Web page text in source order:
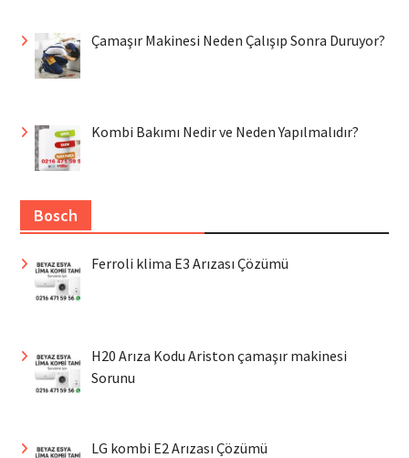
Çamaşır Makinesi Neden Çalışıp Sonra Duruyor?
Kombi Bakımı Nedir ve Neden Yapılmalıdır?
Bosch
Ferroli klima E3 Arızası Çözümü
H20 Arıza Kodu Ariston çamaşır makinesi
Sorunu
LG kombi E2 Arızası Çözümü